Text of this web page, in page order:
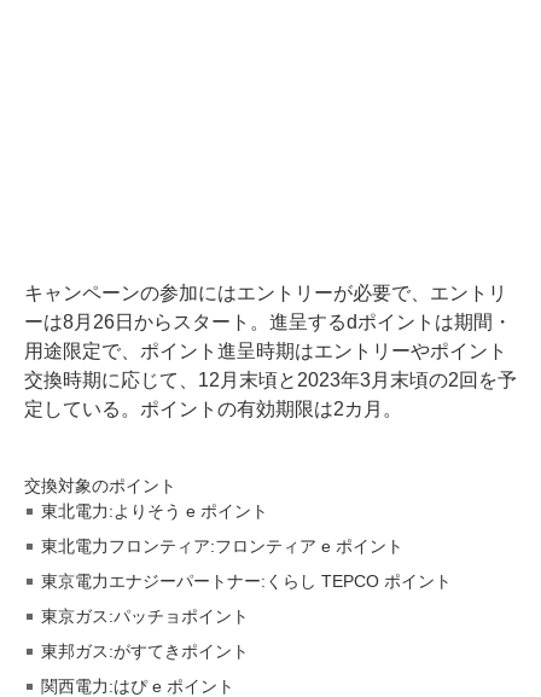
キャンペーンの参加にはエントリーが必要で、エントリ
ーは8月26日からスタート。進呈するdポイントは期間・
用途限定で、ポイント進呈時期はエントリーやポイント
交換時期に応じて、12月末頃と2023年3月末頃の2回を予
定している。ポイントの有効期限は2カ月。
交換対象のポイント
東北電力:よりそう e ポイント
東北電力フロンティア:フロンティア e ポイント
東京電力エナジーパートナー:くらし TEPCO ポイント
東京ガス:パッチョポイント
東邦ガス:がすてきポイント
関西電力:はぴ e ポイント